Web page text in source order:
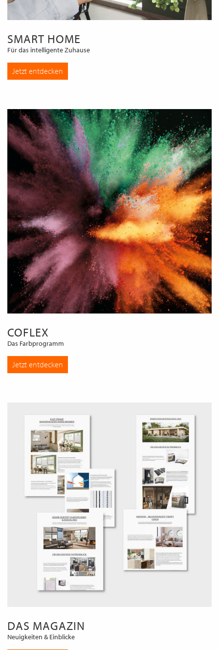
SMART HOME
Für das intelligente Zuhause
Jetzt entdecken
COFLEX
Das Farbprogramm
Jetzt entdecken
DAS MAGAZIN
Neuigkeiten & Einblicke